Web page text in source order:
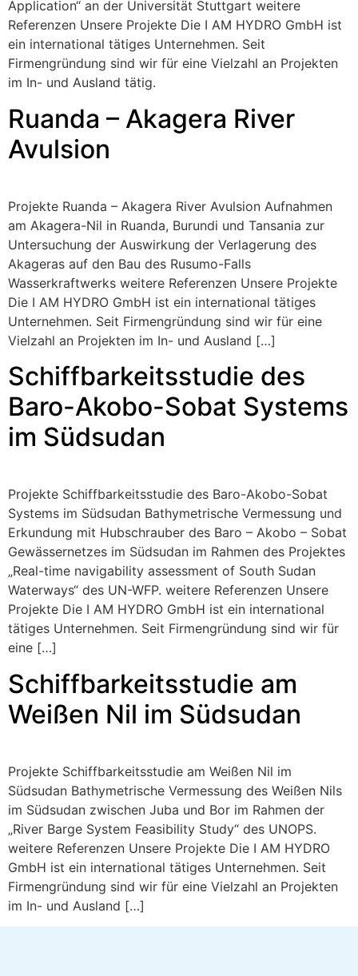
Application“ an der Universität Stuttgart weitere
Referenzen Unsere Projekte Die I AM HYDRO GmbH ist
ein international tätiges Unternehmen. Seit
Firmengründung sind wir für eine Vielzahl an Projekten
im In- und Ausland tätig.
Ruanda – Akagera River
Avulsion
Projekte Ruanda – Akagera River Avulsion Aufnahmen
am Akagera-Nil in Ruanda, Burundi und Tansania zur
Untersuchung der Auswirkung der Verlagerung des
Akageras auf den Bau des Rusumo-Falls
Wasserkraftwerks weitere Referenzen Unsere Projekte
Die I AM HYDRO GmbH ist ein international tätiges
Unternehmen. Seit Firmengründung sind wir für eine
Vielzahl an Projekten im In- und Ausland […]
Schiffbarkeitsstudie des
Baro-Akobo-Sobat Systems
im Südsudan
Projekte Schiffbarkeitsstudie des Baro-Akobo-Sobat
Systems im Südsudan Bathymetrische Vermessung und
Erkundung mit Hubschrauber des Baro – Akobo – Sobat
Gewässernetzes im Südsudan im Rahmen des Projektes
„Real-time navigability assessment of South Sudan
Waterways“ des UN-WFP. weitere Referenzen Unsere
Projekte Die I AM HYDRO GmbH ist ein international
tätiges Unternehmen. Seit Firmengründung sind wir für
eine […]
Schiffbarkeitsstudie am
Weißen Nil im Südsudan
Projekte Schiffbarkeitsstudie am Weißen Nil im
Südsudan Bathymetrische Vermessung des Weißen Nils
im Südsudan zwischen Juba und Bor im Rahmen der
„River Barge System Feasibility Study“ des UNOPS.
weitere Referenzen Unsere Projekte Die I AM HYDRO
GmbH ist ein international tätiges Unternehmen. Seit
Firmengründung sind wir für eine Vielzahl an Projekten
im In- und Ausland […]